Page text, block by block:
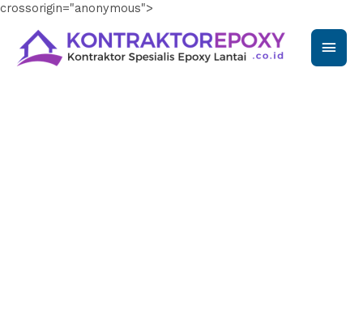
crossorigin="anonymous">